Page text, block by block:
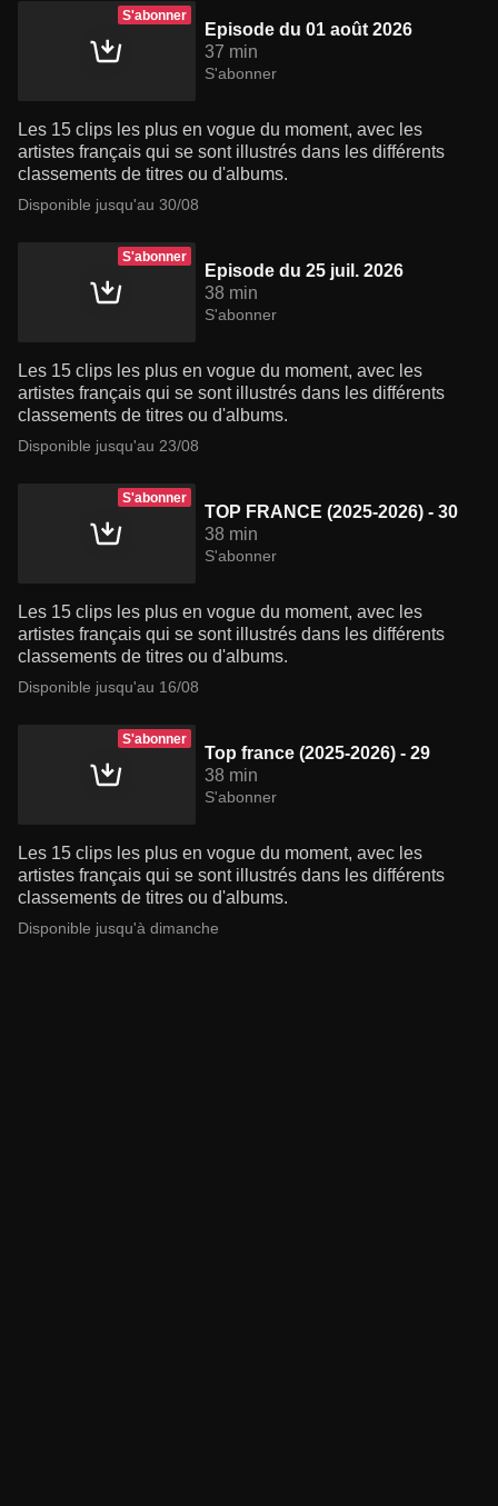
S'abonner
Episode du 01 août 2026
37 min
S'abonner
Les 15 clips les plus en vogue du moment, avec les
artistes français qui se sont illustrés dans les différents
classements de titres ou d'albums.
Disponible jusqu'au 30/08
S'abonner
Episode du 25 juil. 2026
38 min
S'abonner
Les 15 clips les plus en vogue du moment, avec les
artistes français qui se sont illustrés dans les différents
classements de titres ou d'albums.
Disponible jusqu'au 23/08
S'abonner
TOP FRANCE (2025-2026) - 30
38 min
S'abonner
Les 15 clips les plus en vogue du moment, avec les
artistes français qui se sont illustrés dans les différents
classements de titres ou d'albums.
Disponible jusqu'au 16/08
S'abonner
Top france (2025-2026) - 29
38 min
S'abonner
Les 15 clips les plus en vogue du moment, avec les
artistes français qui se sont illustrés dans les différents
classements de titres ou d'albums.
Disponible jusqu'à dimanche